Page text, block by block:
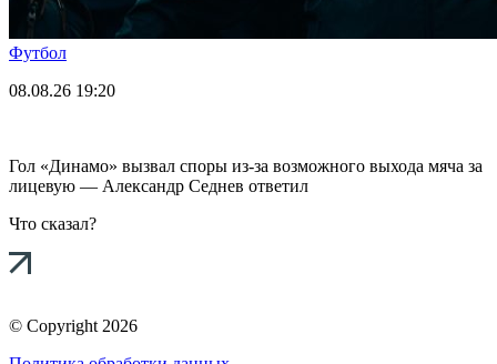
Футбол
08.08.26 19:20
Гол «Динамо» вызвал споры из-за возможного выхода мяча за
лицевую — Александр Седнев ответил
Что сказал?
© Copyright 2026